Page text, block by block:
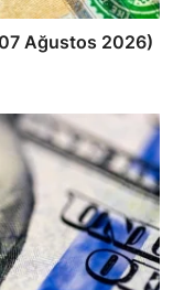
Ağustos 2026)